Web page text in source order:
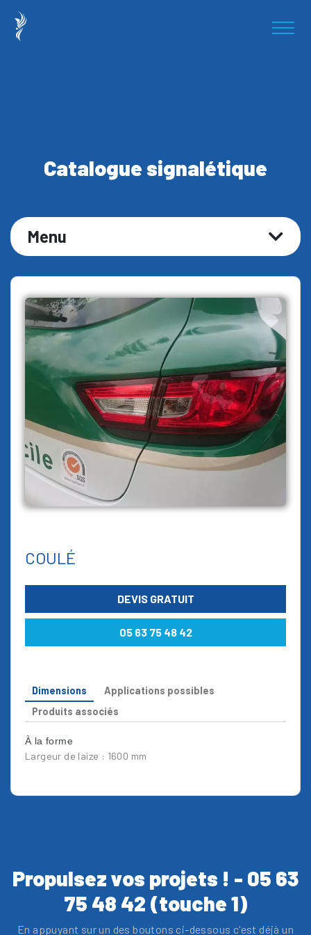
Catalogue signalétique
Menu
COULÉ
DEVIS GRATUIT
05 63 75 48 42
Dimensions
Applications possibles
Produits associés
À la forme
Largeur de laize : 1600 mm
Propulsez vos projets ! - 05 63
75 48 42 (touche 1)
En appuyant sur un des boutons ci-dessous c'est déjà un